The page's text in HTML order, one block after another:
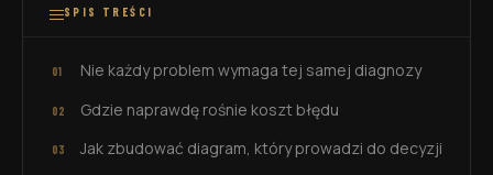
SPIS TREŚCI
Nie każdy problem wymaga tej samej diagnozy
Gdzie naprawdę rośnie koszt błędu
Jak zbudować diagram, który prowadzi do decyzji